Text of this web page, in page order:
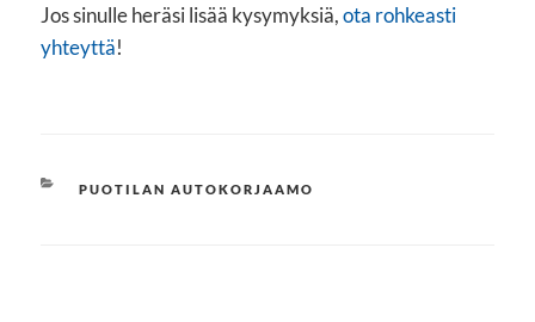
Jos sinulle heräsi lisää kysymyksiä,ota rohkeasti
yhteyttä!
KATEGORIAT
PUOTILAN AUTOKORJAAMO